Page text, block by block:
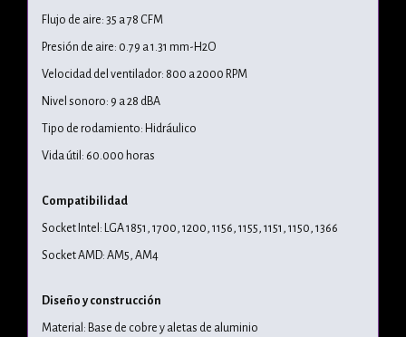
Flujo de aire: 35 a 78 CFM
Presión de aire: 0.79 a 1.31 mm-H2O
Velocidad del ventilador: 800 a 2000 RPM
Nivel sonoro: 9 a 28 dBA
Tipo de rodamiento: Hidráulico
Vida útil: 60.000 horas
Compatibilidad
Socket Intel: LGA 1851, 1700, 1200, 1156, 1155, 1151, 1150, 1366
Socket AMD: AM5, AM4
Diseño y construcción
Material: Base de cobre y aletas de aluminio